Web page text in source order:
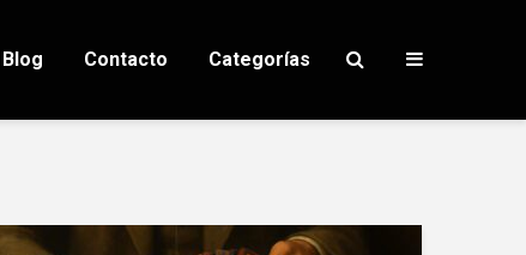
Blog Contacto Categorías